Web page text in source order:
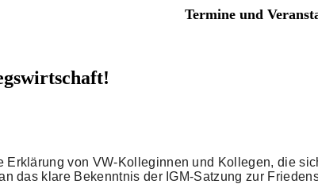
Termine und
Erklärung von VW-Kolleginnen und Kollegen, die
das klare Bekenntnis der IGM-Satzung zur